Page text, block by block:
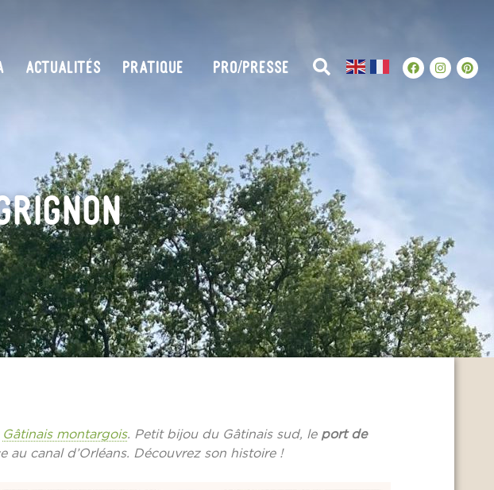
ACTUALITÉS PRATIQUE PRO/PRESSE
Gâtinais montargois. Petit bijou du Gâtinais sud, le port de
canal d’Orléans. Découvrez son histoire !